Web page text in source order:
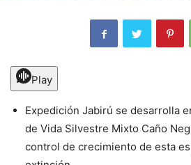
Play
Expedición Jabirú se desarrolla
de Vida Silvestre Mixto Caño
control de crecimiento de esta